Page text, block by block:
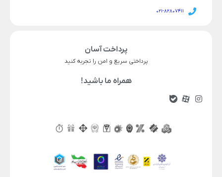
021-82807411
پرداخت آسان
پرداختی سریع و امن را تجربه کنید
همراه ما باشید!